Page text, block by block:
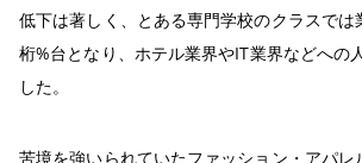
低下は著しく、とある専門学校のクラスでは
桁%台となり、ホテル業界やIT業界などへの
した。
苦境を強いられていたファッション・アパレ